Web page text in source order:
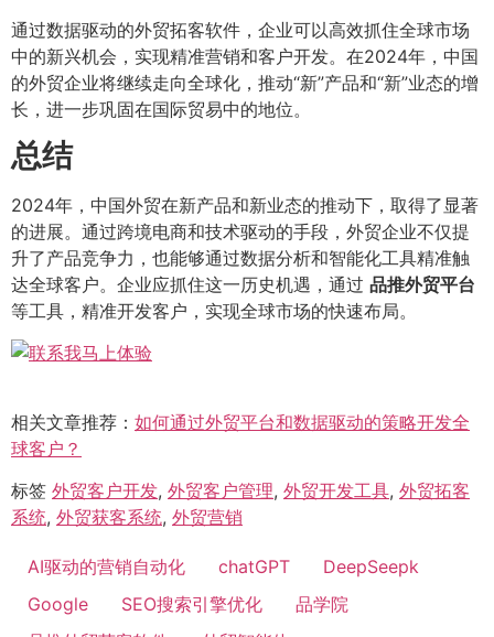
通过数据驱动的外贸拓客软件，企业可以高效抓住全球市场
中的新兴机会，实现精准营销和客户开发。在2024年，中国
的外贸企业将继续走向全球化，推动“新”产品和“新”业态的增
长，进一步巩固在国际贸易中的地位。
总结
2024年，中国外贸在新产品和新业态的推动下，取得了显著
的进展。通过跨境电商和技术驱动的手段，外贸企业不仅提
升了产品竞争力，也能够通过数据分析和智能化工具精准触
达全球客户。企业应抓住这一历史机遇，通过 品推外贸平台
等工具，精准开发客户，实现全球市场的快速布局。
相关文章推荐： 如何通过外贸平台和数据驱动的策略开发全
球客户？
标签 外贸客户开发, 外贸客户管理, 外贸开发工具, 外贸拓客
系统, 外贸获客系统, 外贸营销
AI驱动的营销自动化 chatGPT
DeepSeepk
Google
SEO搜索引擎优化
品学院